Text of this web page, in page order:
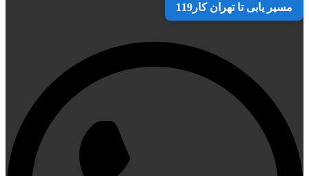
مسیر یابی تا تهران کار119